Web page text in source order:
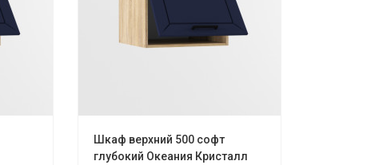
Шкаф верхний 500 софт
глубокий Океания Кристалл